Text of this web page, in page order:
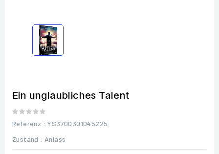
Ein unglaubliches Talent
Referenz : YS3700301045225
Zustand : Anlass